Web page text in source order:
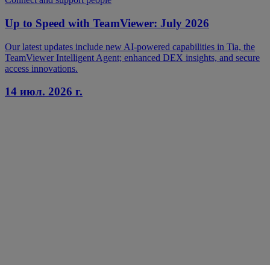
Up to Speed with TeamViewer: July 2026
Our latest updates include new AI-powered capabilities in Tia, the
TeamViewer Intelligent Agent; enhanced DEX insights, and secure
access innovations.
14 июл. 2026 г.